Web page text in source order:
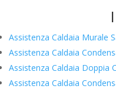
Assistenza Caldaia Murale
Assistenza Caldaia
Assistenza Caldaia Doppia
Assistenza Caldaia